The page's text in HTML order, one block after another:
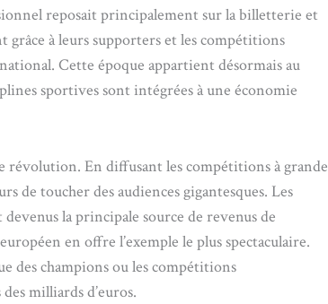
reposait principalement sur la billetterie et
grâce à leurs supporters et les compétitions
Cette époque appartient désormais au
sportives sont intégrées à une économie
révolution. En diffusant les compétitions à grande
de toucher des audiences gigantesques. Les
la principale source de revenus de
en offre l’exemple le plus spectaculaire.
des champions ou les compétitions
milliards d’euros.